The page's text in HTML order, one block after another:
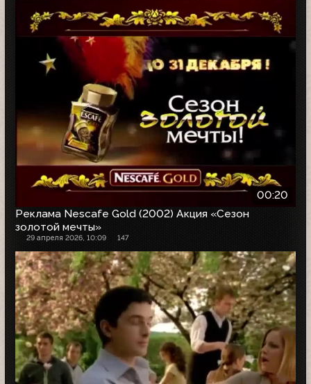
00:20
Реклама Nescafe Gold (2002) Акция «Сезон
золотой мечты»
29 апреля 2026, 10:09 147